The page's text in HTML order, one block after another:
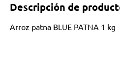
Descripción de
Arroz patna BLUE PATNA 1 kg